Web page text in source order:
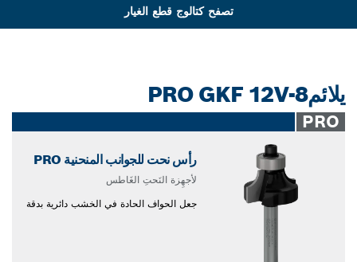
تصفح كتالوج قطع الغيار
يلائمPRO GKF 12V-8
PRO
رأس نحت للجوانب المنحنية PRO
لأجهِزة النَحتِ الغَاطس
جعل الحواف الحادة في الخشب دائرية بدقة